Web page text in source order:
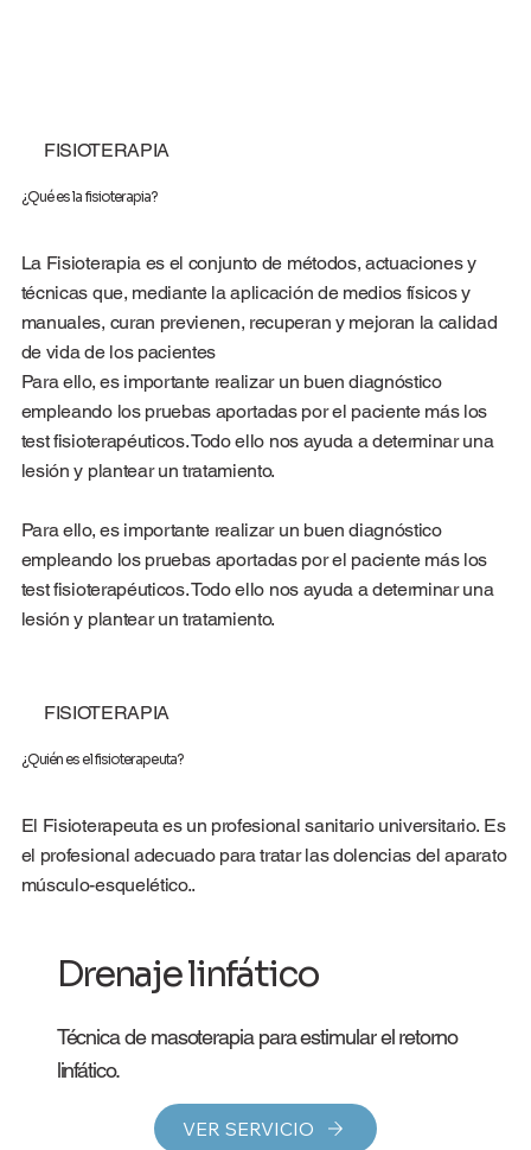
FISIOTERAPIA
¿Qué es la fisioterapia?
La Fisioterapia es el conjunto de métodos, actuaciones y
técnicas que, mediante la aplicación de medios físicos y
manuales, curan previenen, recuperan y mejoran la calidad
de vida de los pacientes
Para ello, es importante realizar un buen diagnóstico
empleando los pruebas aportadas por el paciente más los
test fisioterapéuticos. Todo ello nos ayuda a determinar una
lesión y plantear un tratamiento.
Para ello, es importante realizar un buen diagnóstico
empleando los pruebas aportadas por el paciente más los
test fisioterapéuticos. Todo ello nos ayuda a determinar una
lesión y plantear un tratamiento.
FISIOTERAPIA
¿Quién es el fisioterapeuta?
El Fisioterapeuta es un profesional sanitario universitario. Es
el profesional adecuado para tratar las dolencias del aparato
músculo-esquelético..
Drenaje linfático
Técnica de masoterapia para estimular el retorno
linfático.
VER SERVICIO